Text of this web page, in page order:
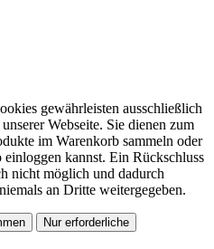
gewährleisten ausschließlich
Webseite. Sie dienen zum
im Warenkorb sammeln oder
kannst. Ein Rückschluss
nicht möglich und dadurch
an Dritte weitergegeben.
Nur erforderliche